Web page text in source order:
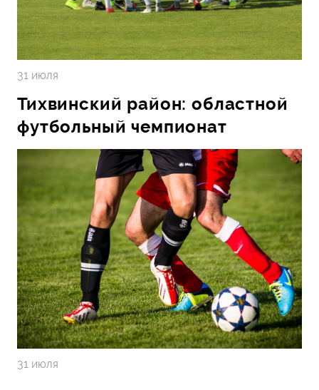
31 июля
Тихвинский район: областной
футбольный чемпионат
31 июля